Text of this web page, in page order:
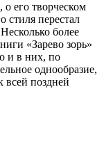
его творческом
стиля перестал
более
«Зарево зорь»
и в них, по
однообразие,
всей поздней